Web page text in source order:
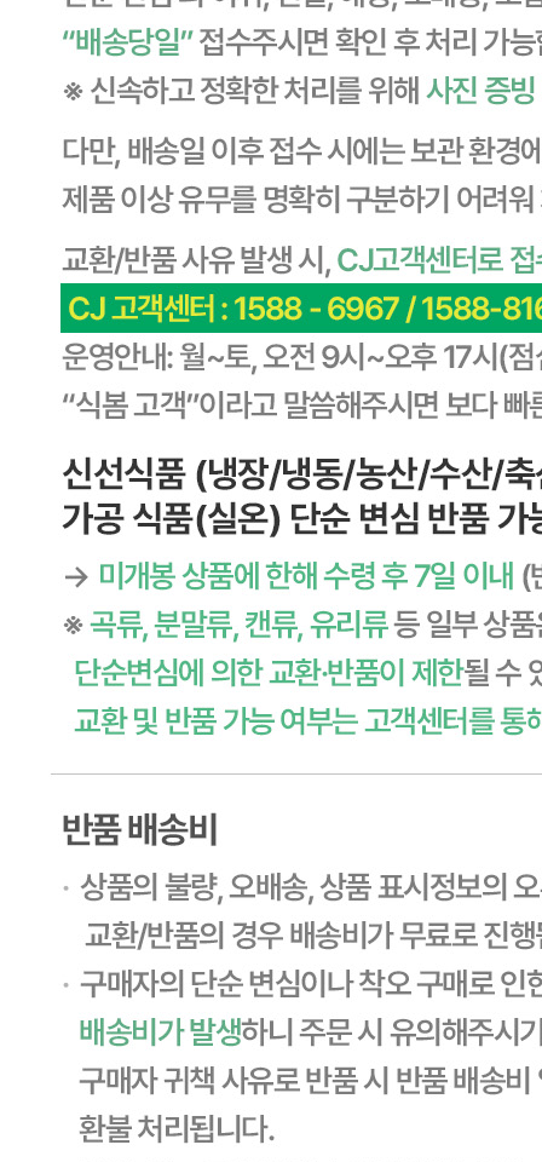
... 🛒 🛒 🛒
판매자 정보
판매자 상호
사업장 소재지
경기 용인시 기흥구 기곡로 32 (하갈동, 제일제당수원물류센
타) 씨제이프레시웨이
1588-6967
등록번호
603-81-11270
신고번호
제2011-용인기흥-00129호